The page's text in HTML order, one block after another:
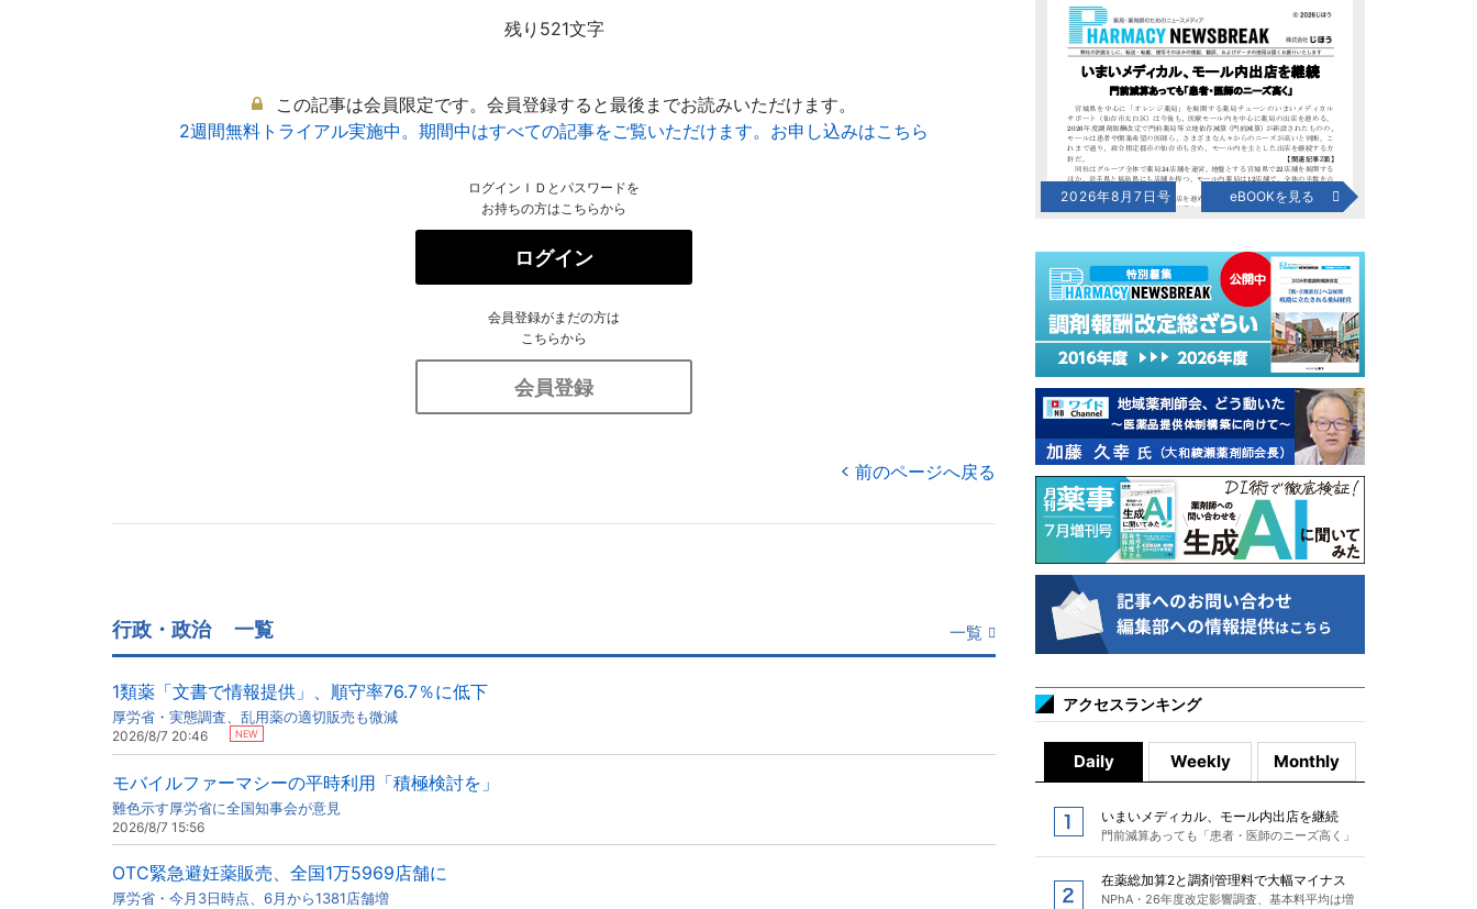
残り521文字
この記事は会員限定です。会員登録すると最後までお読みいただけます。
2週間無料トライアル実施中。期間中はすべての記事をご覧いただけます。お申し込みはこちら
ログインＩＤとパスワードを
お持ちの方はこちらから
ログイン
会員登録がまだの方は
こちらから
会員登録
前のページへ戻る
行政・政治 一覧 一覧
1類薬「文書で情報提供」、順守率76.7％に低下
厚労省・実態調査、乱用薬の適切販売も微減
2026/8/7 20:46 NEW
モバイルファーマシーの平時利用「積極検討を」
難色示す厚労省に全国知事会が意見
2026/8/7 15:56
OTC緊急避妊薬販売、全国1万5969店舗に
厚労省・今月3日時点、6月から1381店舗増
2026年8月7日号 eBOOKを見る
アクセスランキング
Daily Weekly Monthly
いまいメディカル、モール内出店を継続
門前減算あっても「患者・医師のニーズ高く」
在薬総加算2と調剤管理料で大幅マイナス
NPhA・26年度改定影響調査、基本料平均は増